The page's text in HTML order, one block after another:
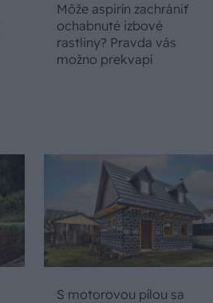
Môže aspirín zachrániť
ochabnuté izbové
rastliny? Pravda vás
možno prekvapí
S motorovou pílou sa